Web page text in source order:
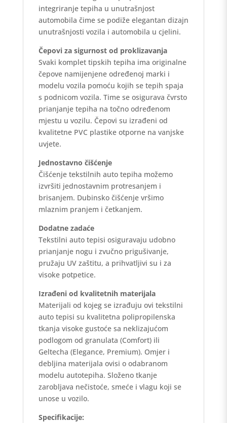
integriranje tepiha u unutrašnjost
automobila čime se podiže elegantan dizajn
unutrašnjosti vozila i automobila u cjelini.
Čepovi za sigurnost od proklizavanja
Svaki komplet tipskih tepiha ima originalne
čepove namijenjene određenoj marki i
modelu vozila pomoću kojih se tepih spaja
s podnicom vozila. Time se osigurava čvrsto
prianjanje tepiha na točno određenom
mjestu u vozilu. Čepovi su izrađeni od
kvalitetne PVC plastike otporne na vanjske
uvjete.
Jednostavno čišćenje
Čišćenje tekstilnih auto tepiha možemo
izvršiti jednostavnim protresanjem i
brisanjem. Dubinsko čišćenje vršimo
mlaznim pranjem i četkanjem.
Dodatne zadaće
Tekstilni auto tepisi osiguravaju udobno
prianjanje nogu i zvučno prigušivanje,
pružaju UV zaštitu, a prihvatljivi su i za
visoke potpetice.
Izrađeni od kvalitetnih materijala
Materijali od kojeg se izrađuju ovi tekstilni
auto tepisi su kvalitetna polipropilenska
tkanja visoke gustoće sa neklizajućom
podlogom od granulata (Comfort) ili
Geltecha (Elegance, Premium). Omjer i
debljina materijala ovisi o odabranom
modelu autotepiha. Složeno tkanje
zarobljava nečistoće, smeće i vlagu koji se
unose u vozilo.
Specifikacije: